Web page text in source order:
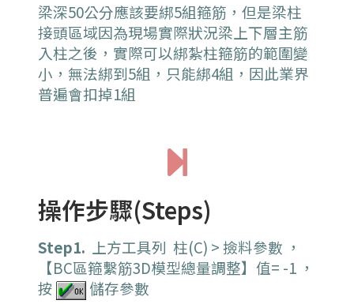
梁深50公分應該要綁5組箍筋，但是梁柱
接頭區域因為現場實際狀況梁上下層主筋
入柱之後，實際可以綁紮柱箍筋的範圍變
小，無法綁到5組，只能綁4組，因此業界
普遍會扣掉1組
操作步驟(Steps)
Step1. 上方工具列 柱(C) > 撿料參數 ，
【BC區箍繫筋3D模型總量調整】值= -1 ，
按
儲存參數